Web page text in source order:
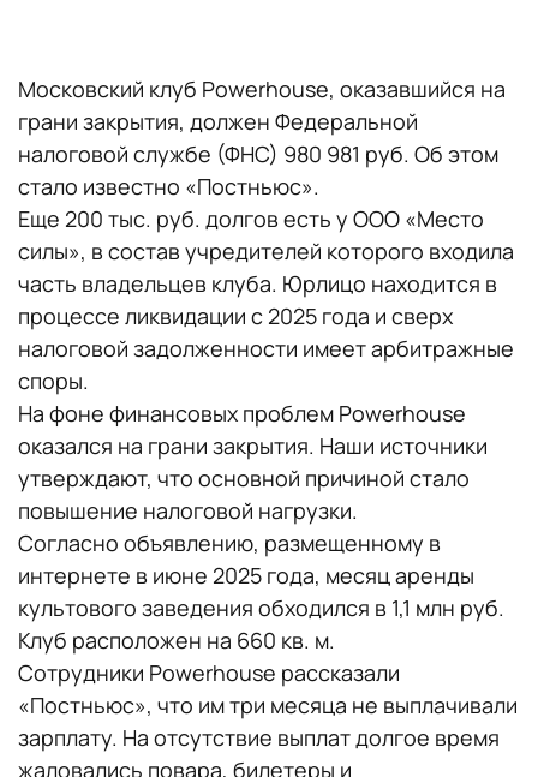
Московский клуб Powerhouse, оказавшийся на
грани закрытия, должен Федеральной
налоговой службе (ФНС) 980 981 руб. Об этом
стало известно «Постньюс».
Еще 200 тыс. руб. долгов есть у ООО «Место
силы», в состав учредителей которого входила
часть владельцев клуба. Юрлицо находится в
процессе ликвидации с 2025 года и сверх
налоговой задолженности имеет арбитражные
споры.
На фоне финансовых проблем Powerhouse
оказался на грани закрытия. Наши источники
утверждают, что основной причиной стало
повышение налоговой нагрузки.
Согласно объявлению, размещенному в
интернете в июне 2025 года, месяц аренды
культового заведения обходился в 1,1 млн руб.
Клуб расположен на 660 кв. м.
Сотрудники Powerhouse рассказали
«Постньюс», что им три месяца не выплачивали
зарплату. На отсутствие выплат долгое время
жаловались повара, билетеры и